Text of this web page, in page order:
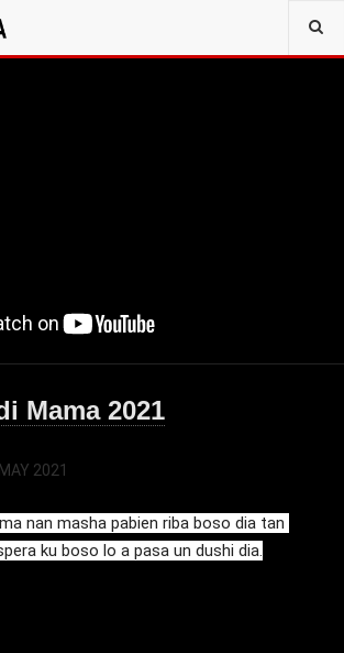
Mama 2021
2021
nan masha pabien riba boso dia tan
ku boso lo a pasa un dushi dia.